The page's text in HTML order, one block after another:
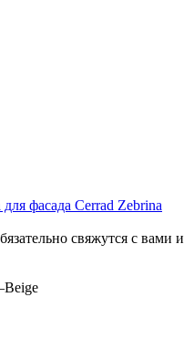
фасада Cerrad Zebrina
свяжутся с вами
Beige